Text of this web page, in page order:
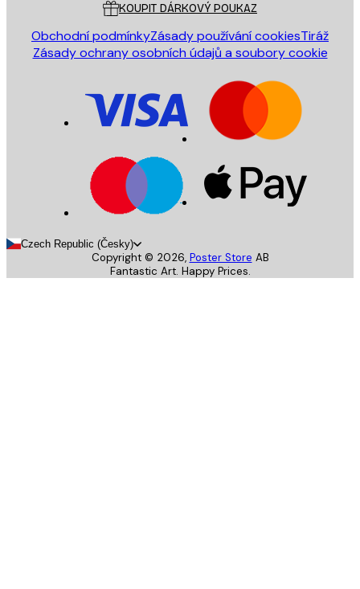
KOUPIT DÁRKOVÝ POUKAZ
Obchodní podmínkyZásady používání cookiesTiráž
Zásady ochrany osobních údajů a soubory cookie
Czech Republic (Česky)
Copyright © 2026, Poster Store AB
Fantastic Art. Happy Prices.